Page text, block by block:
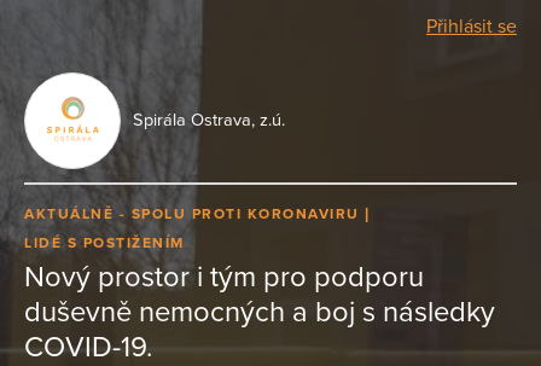
Přihlásit se
Spirála Ostrava, z.ú.
AKTUÁLNĚ - SPOLU PROTI KORONAVIRU
LIDÉ S POSTIŽENÍM
Nový prostor i tým pro podporu
duševně nemocných a boj s následky
COVID-19.